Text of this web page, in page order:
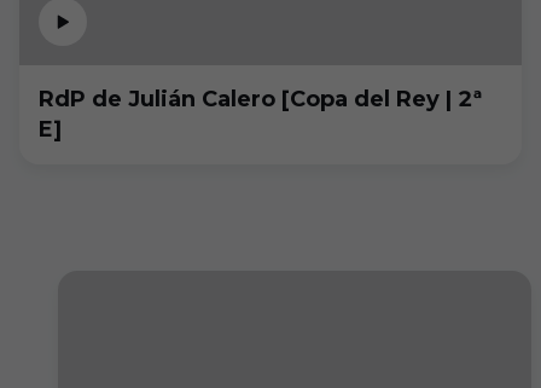
RdP de Julián Calero [Copa del Rey | 2ª
E]